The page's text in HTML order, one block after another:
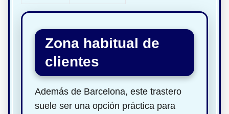
Zona habitual de
clientes
Además de Barcelona, este trastero
suele ser una opción práctica para